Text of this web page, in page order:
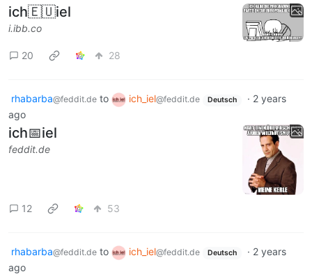
ich🇪🇺iel
i.ibb.co
20 28
rhabarba@feddit.de to ich_iel@feddit.de Deutsch · 2 years
ago
ich📅iel
feddit.de
12 53
rhabarba@feddit.de to ich_iel@feddit.de Deutsch · 2 years
ago